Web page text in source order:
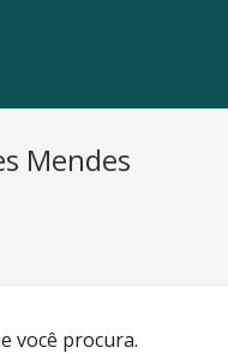
Mendes
você procura.